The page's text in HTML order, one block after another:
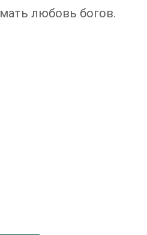
любовь богов.